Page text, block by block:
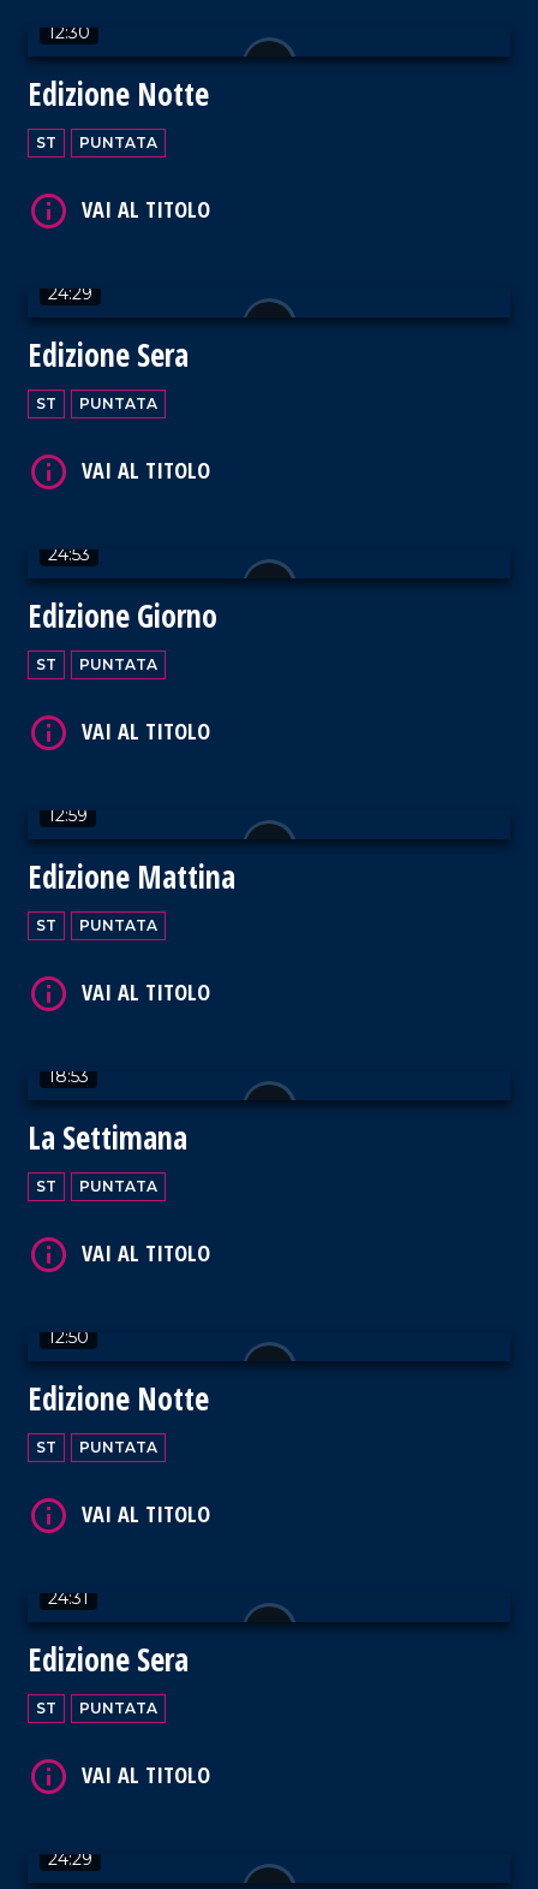
12:30
Edizione Notte
ST PUNTATA
24:29
Edizione Sera
ST PUNTATA
24:53
Edizione Giorno
ST PUNTATA
12:59
Edizione Mattina
ST PUNTATA
18:53
La Settimana
ST PUNTATA
12:50
Edizione Notte
ST PUNTATA
24:31
Edizione Sera
ST PUNTATA
24:29
VAI AL TITOLO
VAI AL TITOLO
VAI AL TITOLO
VAI AL TITOLO
VAI AL TITOLO